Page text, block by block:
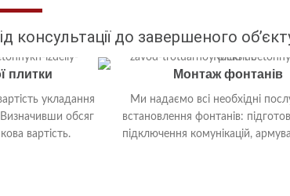
до завершеного
плитки
укладання
Визначивши обсяг
вартість.
Монтаж фонтанів
Ми надаємо всі необхідні
встановлення фонтанів:
підключення комунікацій,